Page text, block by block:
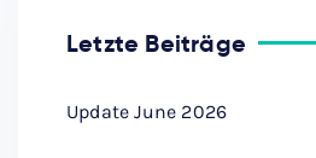
Letzte Beiträge
Update June 2026